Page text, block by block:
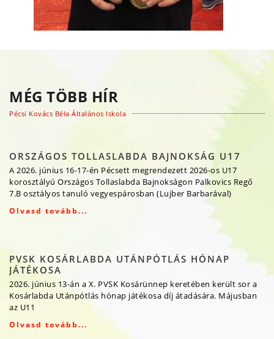
MÉG TÖBB HÍR
Pécsi Kovács Béla Általános Iskola
ORSZÁGOS TOLLASLABDA BAJNOKSÁG U17
A 2026. június 16-17-én Pécsett megrendezett 2026-os U17
korosztályú Országos Tollaslabda Bajnokságon Palkovics Regő
7.B osztályos tanuló vegyespárosban (Lujber Barbarával)
Olvasd tovább...
PVSK KOSÁRLABDA UTÁNPÓTLÁS HÓNAP
JÁTÉKOSA
2026. június 13-án a X. PVSK Kosárünnep keretében került sor a
Kosárlabda Utánpótlás hónap játékosa díj átadására. Májusban
az U11
Olvasd tovább...